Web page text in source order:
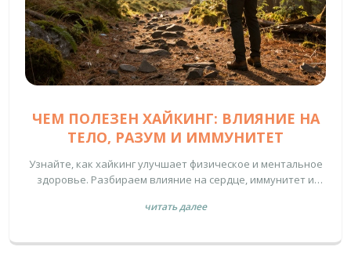
ЧЕМ ПОЛЕЗЕН ХАЙКИНГ: ВЛИЯНИЕ НА
ТЕЛО, РАЗУМ И ИММУНИТЕТ
Узнайте, как хайкинг улучшает физическое и ментальное
здоровье. Разбираем влияние на сердце, иммунитет и
читать далее